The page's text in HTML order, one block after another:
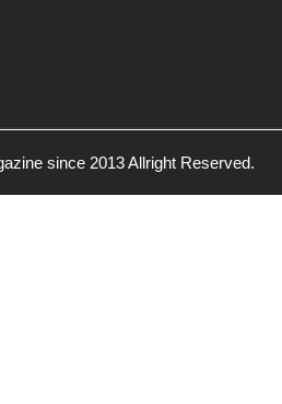
since 2013 Allright Reserved.